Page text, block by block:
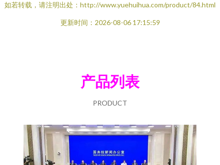
如若转载，请注明出处：http://www.yuehuihua.com/product/84.html
更新时间：2026-08-06 17:15:59
产品列表
PRODUCT